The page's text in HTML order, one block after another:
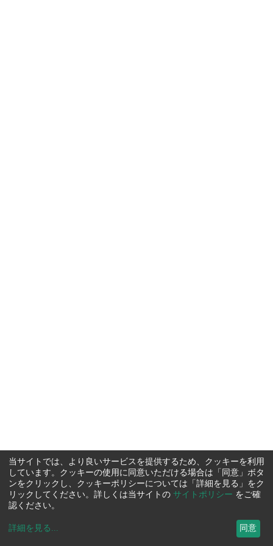
当サイトでは、より良いサービスを提供するため、クッキーを利用
しています。クッキーの使用に同意いただける場合は「同意」ボタ
ンをクリックし、クッキーポリシーについては「詳細を見る」をク
リックしてください。詳しくは当サイトの サイトポリシー をご確
認ください。
詳細を見る ... 同意